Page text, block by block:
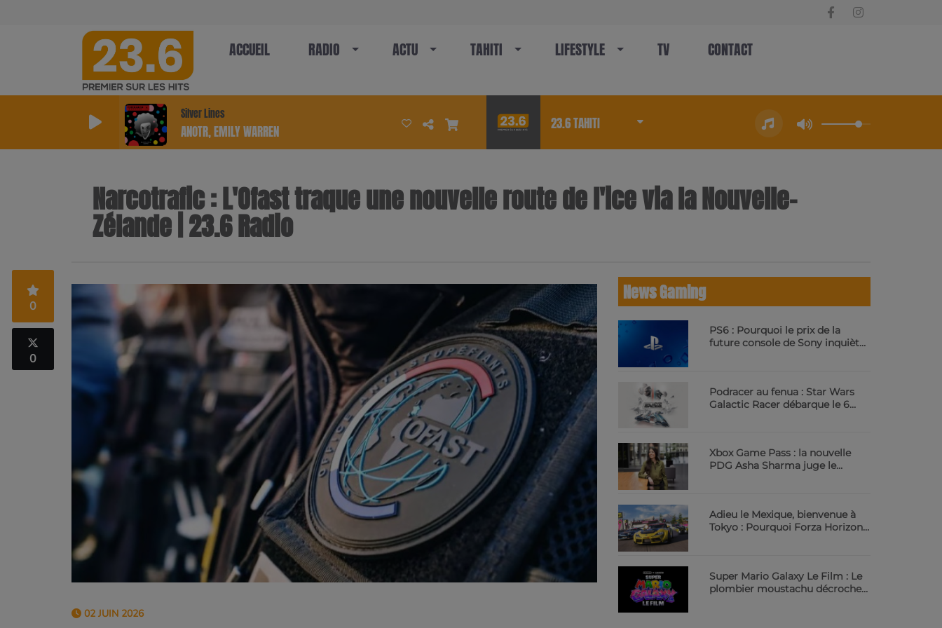
ACCUEIL RADIO ACTU TAHITI LIFESTYLE TV CONTACT
Silver Lines
ANOTR, EMILY WARREN 23.6 TAHITI
Narcotrafic : L'Ofast traque une nouvelle route de l'ice via la Nouvelle-
Zélande | 23.6 Radio
0
0
02 JUIN 2026
News Gaming
PS6 : Pourquoi le prix de la
future console de Sony inquiète
Podracer au fenua : Star Wars
Galactic Racer débarque le 6
Xbox Game Pass : la nouvelle
PDG Asha Sharma juge le
Adieu le Mexique, bienvenue à
Tokyo : Pourquoi Forza Horizon
Super Mario Galaxy Le Film : Le
plombier moustachu décroche